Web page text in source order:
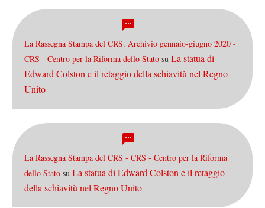
La Rassegna Stampa del CRS. Archivio gennaio-giugno 2020 -
CRS - Centro per la Riforma dello Stato su La statua di
Edward Colston e il retaggio della schiavitù nel Regno
Unito
La Rassegna Stampa del CRS - CRS - Centro per la Riforma
dello Stato su La statua di Edward Colston e il retaggio
della schiavitù nel Regno Unito